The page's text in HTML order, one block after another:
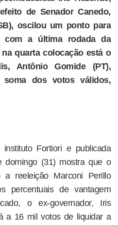
de Senador Canedo,
oscilou um ponto para
com a última rodada da
quarta colocação está o
Antônio Gomide (PT),
dos votos válidos,
Fortiori e publicada
domingo (31) mostra que o
a reeleição Marconi Perillo
percentuais de vantagem
o ex-governador, Iris
a 16 mil votos de liquidar a